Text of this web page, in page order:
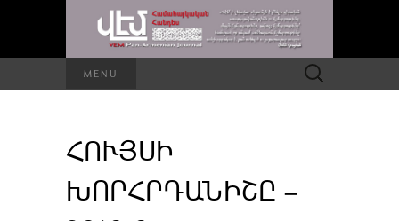
MENU Որոնել՝
ՀՈՒՅՍԻ
ԽՈՐՀՐԴԱՆԻՇԸ –